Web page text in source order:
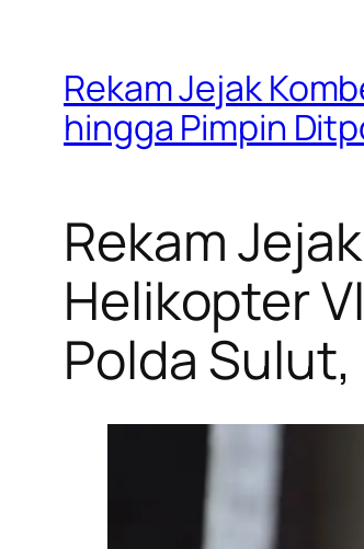
Rekam Jejak
hingga Pimpin
Rekam
Helikopter
Polda